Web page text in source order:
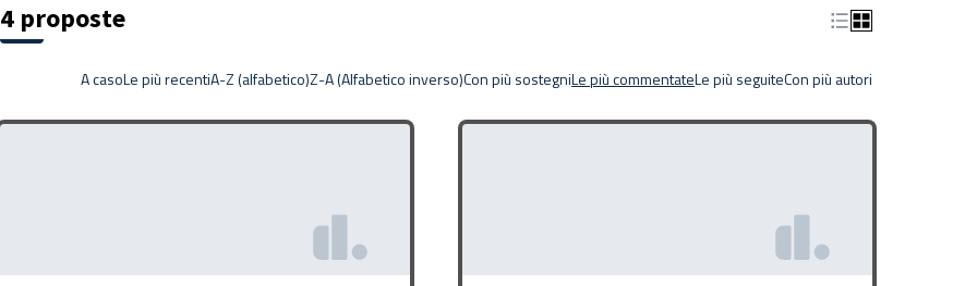
4 proposte
A casoLe più recentiA-Z (alfabetico)Z-A (Alfabetico inverso)Con più sostegniLe più commentateLe più seguiteCon più autori